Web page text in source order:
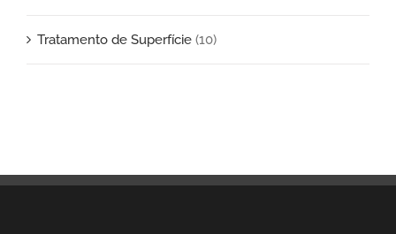
Tratamento de Superfície (10)